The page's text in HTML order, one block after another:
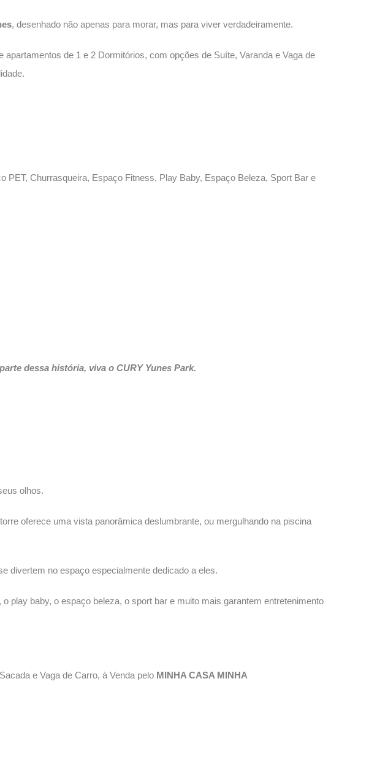
, desenhado não apenas para morar, mas para viver verdadeiramente.
de 1 e 2 Dormitórios, com opções de Suíte, Varanda e Vaga de
Churrasqueira, Espaço Fitness, Play Baby, Espaço Beleza, Sport Bar e
dessa história, viva o CURY Yunes Park.
olhos.
oferece uma vista panorâmica deslumbrante, ou mergulhando na piscina
divertem no espaço especialmente dedicado a eles.
play baby, o espaço beleza, o sport bar e muito mais garantem entretenimento
e Vaga de Carro, à Venda pelo MINHA CASA MINHA